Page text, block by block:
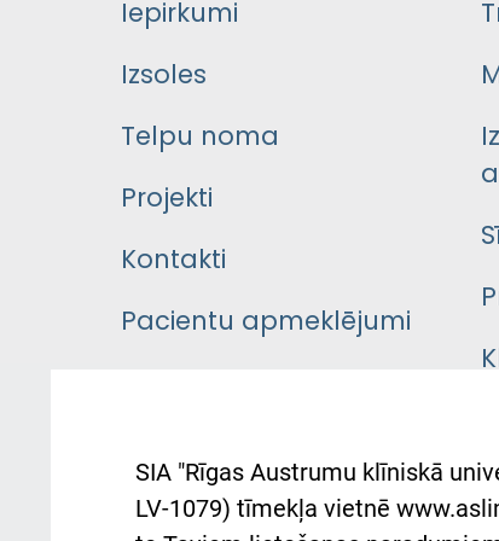
Iepirkumi
Izsoles
Telpu noma
Projekti
Kontakti
Pacientu apmeklējumi
Pacienta
atsauksmju/sūdzību
SIA "Rīgas Austrumu klīniskā
LV-1079) tīmekļa vietnē